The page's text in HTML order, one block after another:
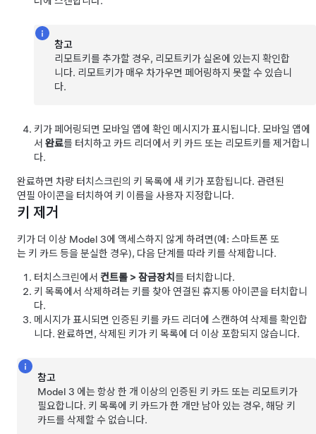
참고
리모트키를 추가할 경우, 리모트키가 실온에 있는지 확인합
니다. 리모트키가 매우 차가우면 페어링하지 못할 수 있습니
다.
키가 페어링되면 모바일 앱에 확인 메시지가 표시됩니다. 모바일 앱에
서 완료를 터치하고 카드 리더에서 키 카드 또는 리모트키를 제거합니
다.
완료하면 차량 터치스크린의 키 목록에 새 키가 포함됩니다. 관련된
연필 아이콘을 터치하여 키 이름을 사용자 지정합니다.
키 제거
키가 더 이상 Model 3에 액세스하지 않게 하려면(예: 스마트폰 또
는 키 카드 등을 분실한 경우), 다음 단계를 따라 키를 삭제합니다.
터치스크린에서 컨트롤 > 잠금장치 를 터치합니다.
키 목록에서 삭제하려는 키를 찾아 연결된 휴지통 아이콘을 터치합니
다.
메시지가 표시되면 인증된 키를 카드 리더에 스캔하여 삭제를 확인합
니다. 완료하면, 삭제된 키가 키 목록에 더 이상 포함되지 않습니다.
참고
Model 3 에는 항상 한 개 이상의 인증된 키 카드 또는 리모트키가
필요합니다. 키 목록에 키 카드가 한 개만 남아 있는 경우, 해당 키
카드를 삭제할 수 없습니다.